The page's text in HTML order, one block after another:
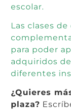
escolar.
Las clases
para poder
adquiridos
diferentes
¿Quieres
plaza?